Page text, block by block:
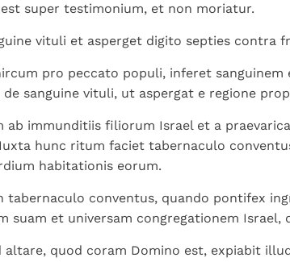
super testimonium, et non moriatur.
vituli et asperget digito septies contra
pro peccato populi, inferet sanguinem
sanguine vituli, ut aspergat e regione
ab immunditiis filiorum Israel et a
hunc ritum faciet tabernaculo
habitationis eorum.
tabernaculo conventus, quando pontifex
suam et universam congregationem Israel,
altare, quod coram Domino est, expiabit